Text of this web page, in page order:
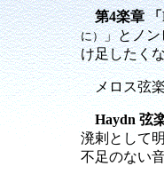
第4楽章
に）」とノン
け足したく
メロス弦楽
Haydn 弦
溌剌として
不足のない